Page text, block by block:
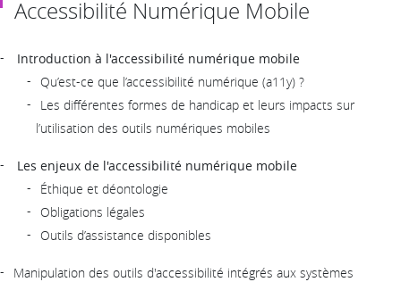
Accessibilité Numérique Mobile
Introduction à l'accessibilité numérique mobile
Qu’est-ce que l’accessibilité numérique (a11y) ?
Les différentes formes de handicap et leurs impacts sur
l’utilisation des outils numériques mobiles
Les enjeux de l'accessibilité numérique mobile
Éthique et déontologie
Obligations légales
Outils d’assistance disponibles
Manipulation des outils d'accessibilité intégrés aux systèmes